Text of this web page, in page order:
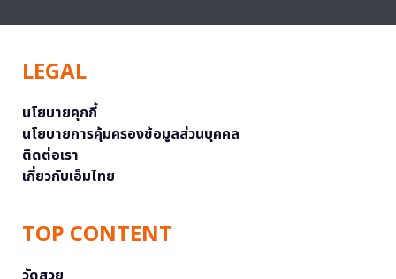
LEGAL
นโยบายคุกกี้
นโยบายการคุ้มครองข้อมูลส่วนบุคคล
ติดต่อเรา
เกี่ยวกับเอ็มไทย
TOP CONTENT